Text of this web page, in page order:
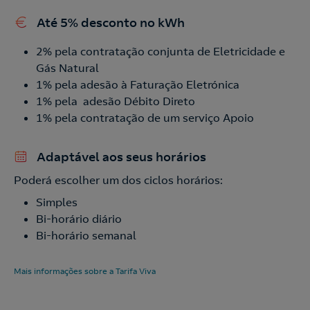
Até 5% desconto no kWh
2% pela contratação conjunta de Eletricidade e
Gás Natural
1% pela adesão à Faturação Eletrónica
1% pela adesão Débito Direto
1% pela contratação de um serviço Apoio
Adaptável aos seus horários
Poderá escolher um dos ciclos horários:
Simples
Bi-horário diário
Bi-horário semanal
Mais informações sobre a Tarifa Viva